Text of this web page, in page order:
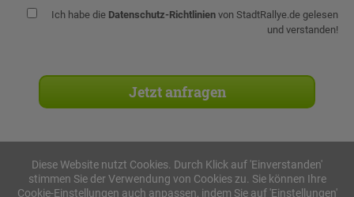
Ich habe die Datenschutz-Richtlinien von StadtRallye.de gelesen
und verstanden!
Stadtrallyes
Diese Website nutzt Cookies. Durch Klick auf 'Einverstanden'
stimmen Sie der Verwendung von Cookies zu. Sie können Ihre
Cookie-Einstellungen auch anpassen, indem Sie auf 'Einstellungen'